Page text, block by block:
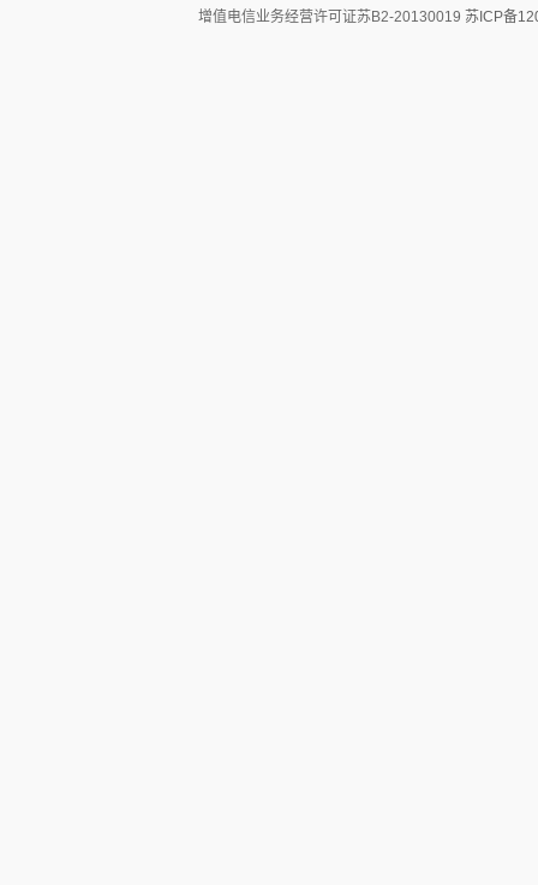
增值电信业务经营许可证苏B2-20130019 苏ICP备